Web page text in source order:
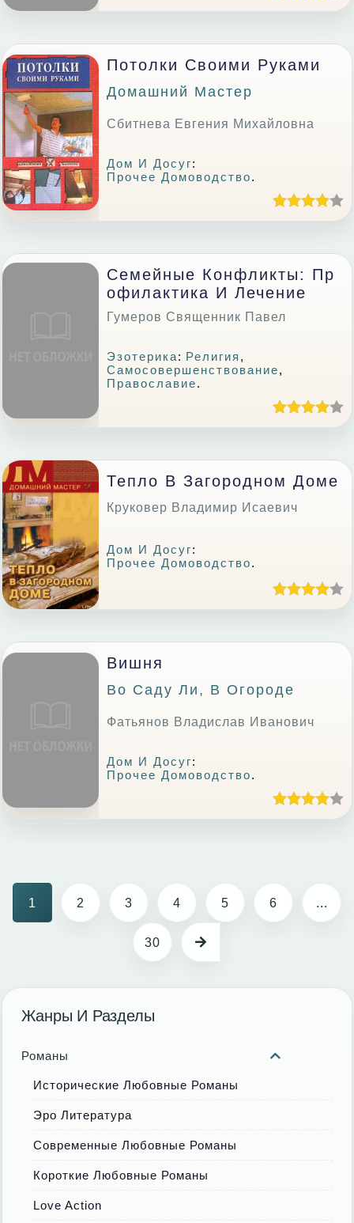
Потолки Своими Руками
Домашний Мастер
Сбитнева Евгения Михайловна
Дом И Досуг:
Прочее Домоводство.
Семейные Конфликты: Пр
Офилактика И Лечение
Гумеров Священник Павел
Эзотерика: Религия ,
Самосовершенствование,
Православие.
Тепло В Загородном Доме
Круковер Владимир Исаевич
Дом И Досуг:
Прочее Домоводство.
Вишня
Во Саду Ли, В Огороде
Фатьянов Владислав Иванович
Дом И Досуг:
Прочее Домоводство.
1 2 3 4 5 6 ...
30
Жанры И Разделы
Романы
Исторические Любовные Романы
Эро Литература
Современные Любовные Романы
Короткие Любовные Романы
Love Action